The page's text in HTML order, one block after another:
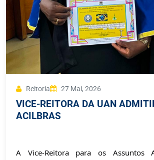
Reitoria 27 Mai, 2026
VICE-REITORA DA UAN
ACILBRAS
A Vice-Reitora para os Assuntos